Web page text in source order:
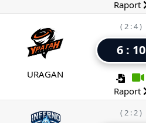
Raport
URAGAN
( 2 : 4 )
6 : 10
Raport
( 2 : 2 )